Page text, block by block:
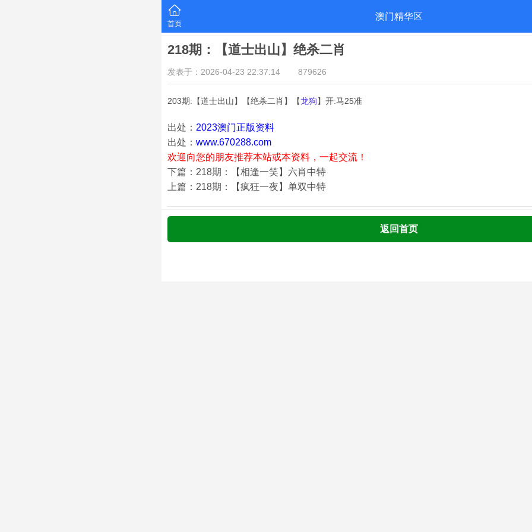
首页
澳门精华区
218期：【道士出山】绝杀二肖
发表于：2026-04-23 22:37:14 879626
203期:【道士出山】【绝杀二肖】【龙狗】开:马25准
出处： 2023澳门正版资料
出处： www.670288.com
欢迎向您的朋友推荐本站或本资料，一起交流！
下篇：218期：【相逢一笑】六肖中特
上篇：218期：【疯狂一夜】单双中特
返回首页